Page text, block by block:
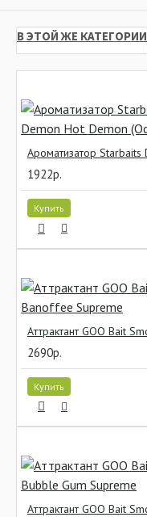
В ЭТОЙ ЖЕ КАТЕГОРИИ
1922р.
Купить
2690р.
Купить